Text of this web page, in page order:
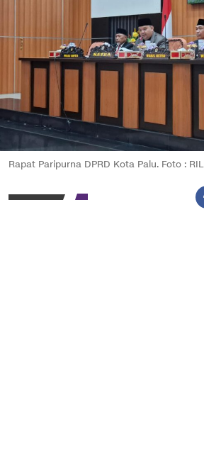
Rapat Paripurna DPRD Kota Palu. Foto : RIL